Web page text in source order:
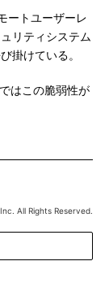
ートユーザーレ
リティシステム
掛けている。
はこの脆弱性が
All Rights Reserved.